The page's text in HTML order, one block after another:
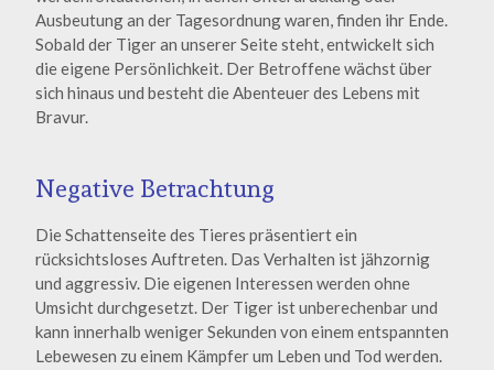
Ausbeutung an der Tagesordnung waren, finden ihr Ende.
Sobald der Tiger an unserer Seite steht, entwickelt sich
die eigene Persönlichkeit. Der Betroffene wächst über
sich hinaus und besteht die Abenteuer des Lebens mit
Bravur.
Negative Betrachtung
Die Schattenseite des Tieres präsentiert ein
rücksichtsloses Auftreten. Das Verhalten ist jähzornig
und aggressiv. Die eigenen Interessen werden ohne
Umsicht durchgesetzt. Der Tiger ist unberechenbar und
kann innerhalb weniger Sekunden von einem entspannten
Lebewesen zu einem Kämpfer um Leben und Tod werden.